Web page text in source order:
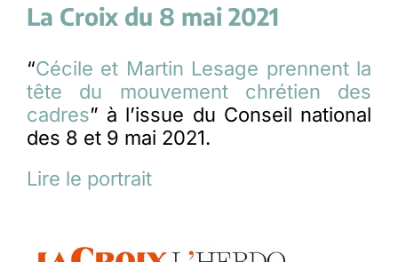
La Croix du 8 mai 2021
“Cécile et Martin Lesage prennent la
tête du mouvement chrétien des
cadres” à l’issue du Conseil national
des 8 et 9 mai 2021.
Lire le portrait